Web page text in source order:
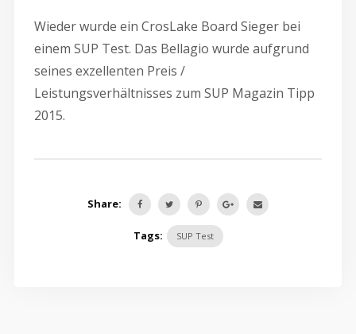
Wieder wurde ein CrosLake Board Sieger bei
einem SUP Test. Das Bellagio wurde aufgrund
seines exzellenten Preis /
Leistungsverhältnisses zum SUP Magazin Tipp
2015.
Share:
Tags: SUP Test